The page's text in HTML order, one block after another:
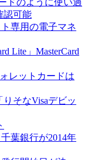
ドのように使い過
認可能
専用の電子マネ
Lite」MasterCard
レットカードは
そなVisaデビッ
葉銀行が2014年